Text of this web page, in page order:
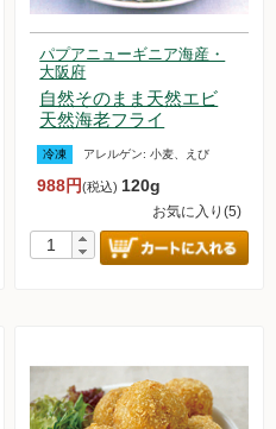
パプアニューギニア海産・
大阪府
自然そのまま天然エビ
天然海老フライ
冷凍 アレルゲン:小麦、えび
988円(税込) 120g
お気に入り(5)